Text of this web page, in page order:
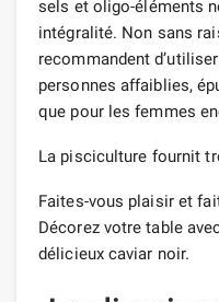
sels et oligo-éléments
intégralité. Non sans
recommandent
personnes affaiblies,
que pour les femmes
La pisciculture fournit
Faites-vous plaisir et
Décorez votre table
délicieux caviar noir.